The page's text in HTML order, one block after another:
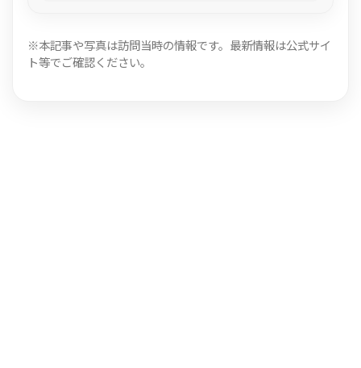
※本記事や写真は訪問当時の情報です。最新情報は公式サイ
ト等でご確認ください。